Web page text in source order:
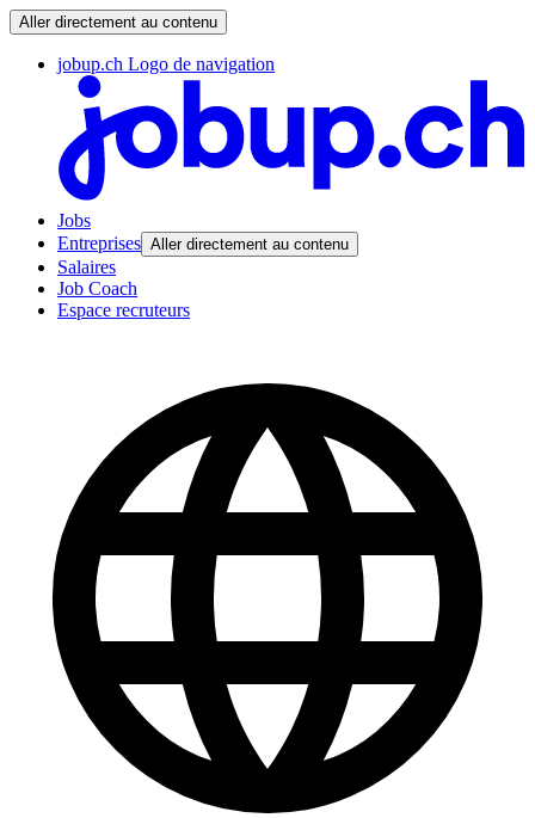
Aller directement au contenu
jobup.ch Logo de navigation
Jobs
Entreprises Aller directement au contenu
Salaires
Job Coach
Espace recruteurs